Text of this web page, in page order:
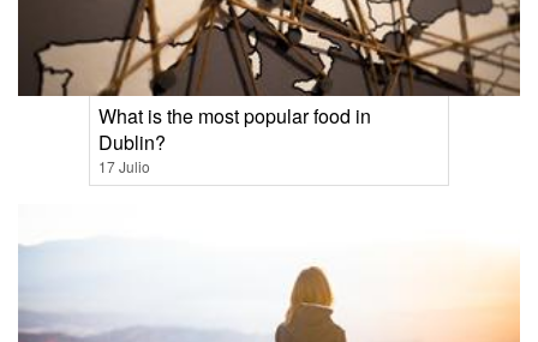
What is the most popular food in
Dublin?
17 Julio